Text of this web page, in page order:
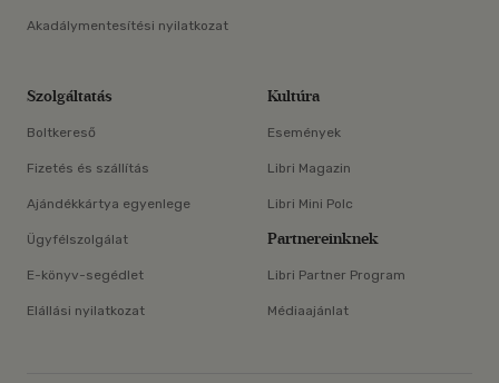
Akadálymentesítési nyilatkozat
Szolgáltatás
Boltkereső
Fizetés és szállítás
Ajándékkártya egyenlege
Ügyfélszolgálat
E-könyv-segédlet
Elállási nyilatkozat
Kultúra
Események
Libri Magazin
Libri Mini Polc
Partnereinknek
Libri Partner Program
Médiaajánlat